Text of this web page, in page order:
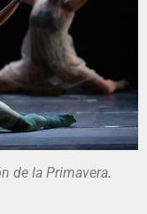
la Primavera.